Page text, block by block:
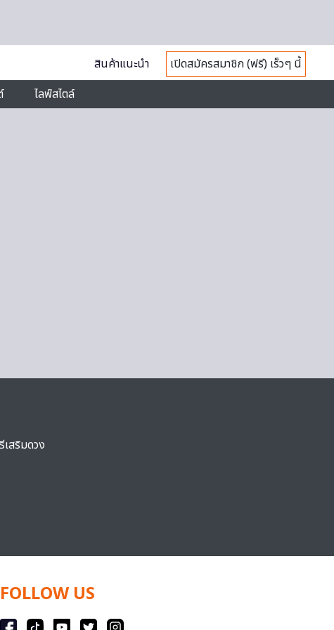
สินค้าแนะนำ
เปิดสมัครสมาชิก (ฟรี) เร็วๆ นี้
ไลฟ์สไตล์
สริมดวง
FOLLOW US